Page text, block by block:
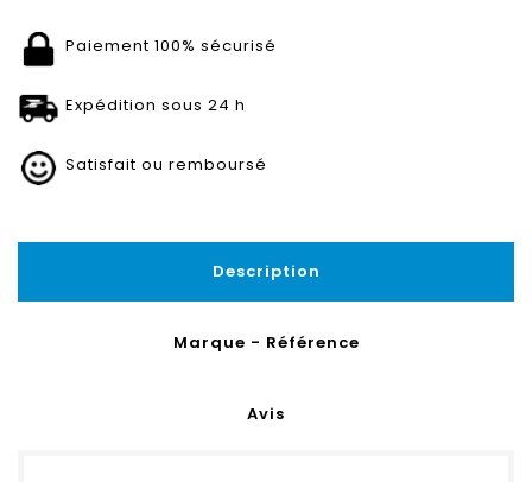
Paiement 100% sécurisé
Expédition sous 24 h
Satisfait ou remboursé
Description
Marque - Référence
Avis